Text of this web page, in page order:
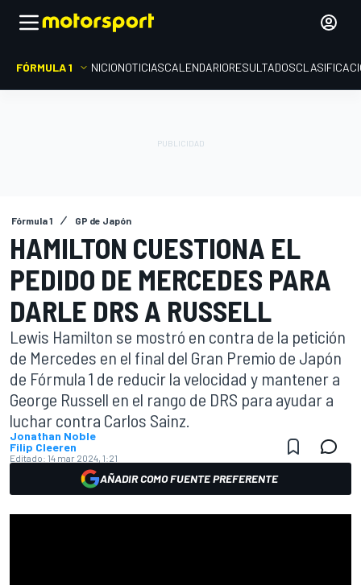
FÓRMULA 1 INICIONOTICIASCALENDARIORESULTADOS
Fórmula 1 GP de Japón
HAMILTON CUESTIONA EL
PEDIDO DE MERCEDES PARA
DARLE DRS A RUSSELL
Lewis Hamilton se mostró en contra de la petición
de Mercedes en el final del Gran Premio de Japón
de Fórmula 1 de reducir la velocidad y mantener a
George Russell en el rango de DRS para ayudar a
luchar contra Carlos Sainz.
Jonathan Noble
Filip Cleeren
Editado: 14 mar 2024, 1:21
AÑADIR COMO FUENTE PREFERENTE